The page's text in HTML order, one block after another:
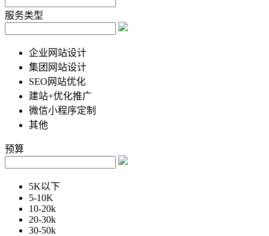
服务类型
企业网站设计
集团网站设计
SEO网站优化
建站+优化推广
微信小程序定制
其他
预算
5K以下
5-10K
10-20k
20-30k
30-50k